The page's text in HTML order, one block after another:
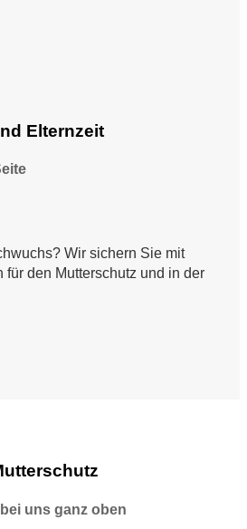
Elternzeit
Wir sichern Sie mit
für den Mutterschutz und in der
uns ganz oben